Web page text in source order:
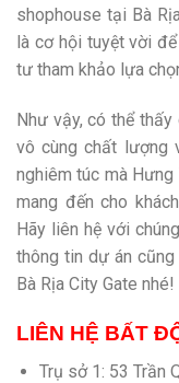
shophouse tại Bà
là cơ hội tuyệt vời
tư tham khảo lựa
Như vậy, có thể
vô cùng chất lượng
nghiêm túc mà
mang đến cho
Hãy liên hệ với
thông tin dự án cũng
Bà Rịa City Gate nhé!
LIÊN HỆ BẤT
Trụ sở 1: 53 Trần